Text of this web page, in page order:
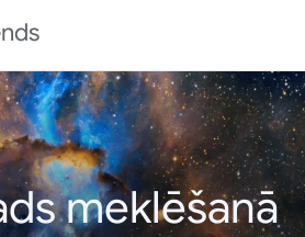
meklēšanā